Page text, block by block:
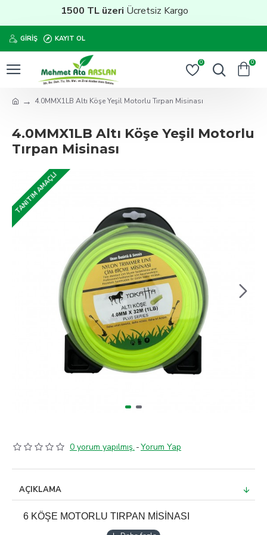
1500 TL üzeriÜcretsiz Kargo
GIRIŞ KAYIT OL
0 0
4.0MMX1LB Altı Köşe Yeşil Motorlu Tırpan Misinası
4.0MMX1LB Altı Köşe Yeşil Motorlu
Tırpan Misinası
TANITIM AMAÇLI
0 yorum yapılmış. -Yorum Yap
AÇIKLAMA
6 KÖŞE MOTORLU TIRPAN MİSİNASI